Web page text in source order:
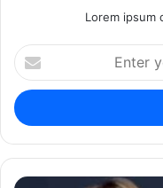
Lorem ipsum
Enter
your
Email
address